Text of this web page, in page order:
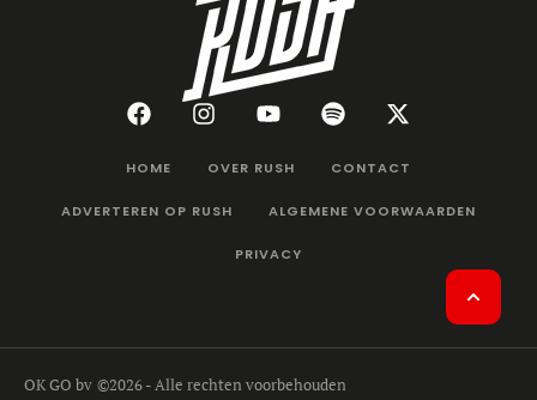
HOME OVER RUSH CONTACT
ADVERTEREN OP RUSH ALGEMENE VOORWAARDEN
PRIVACY
OK GO bv ©2026 - Alle rechten voorbehouden